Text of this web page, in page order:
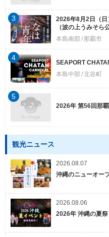
2026年8月2日（
（波の上うみそら
本島南部
那覇市
3
SEAPORT
本島中部 北谷町
4
2026年 第56回那
5
観光ニュース
2026.08.07
沖縄のニューオー
2026.08.06
2026年 沖縄の夏祭